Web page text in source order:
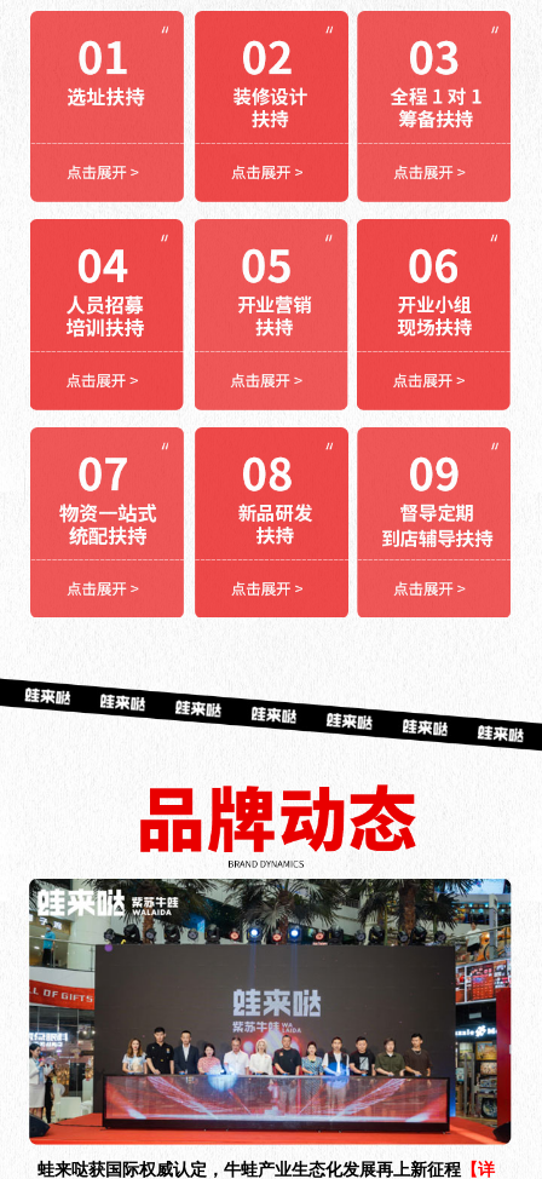
蛙来哒获国际权威认定，牛蛙产业生态化发展再上新征程【详
细】